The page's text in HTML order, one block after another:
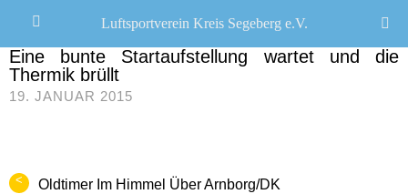
CHRISTOPH R. SCHWARZ 0 COMMENTS
Eine bunte Startaufstellung wartet und die
Thermik brüllt
19. JANUAR 2015
< Oldtimer Im Himmel Über Arnborg/DK
Luftsportverein Kreis Segeberg e.V.